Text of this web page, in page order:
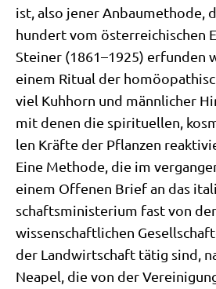
ist, also jener Anbau­me­tho­de,
hun­dert vom öster­rei­chi­schen
Stei­ner (1861–1925) erfun­den
einem Ritu­al der
viel Kuh­horn und männ­li­cher
mit denen die spi­ri­tu­el­len,
len Kräf­te der Pflan­zen
Eine Metho­de, die im
einem Offe­nen Brief an das
schafts­mi­ni­ste­ri­um fast von
wis­sen­schaft­li­chen
der Land­wirt­schaft tätig sind,
Nea­pel, die von der